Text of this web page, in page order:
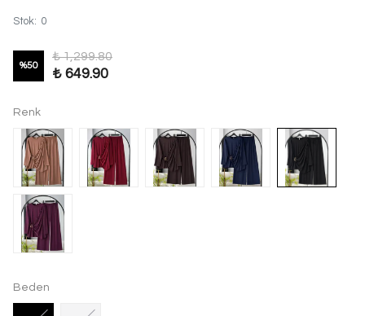
Stok: 0
%50
₺ 1,299.80
₺ 649.90
Renk
Beden